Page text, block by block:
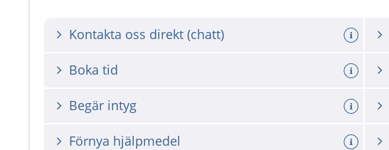
Kontakta oss direkt (chatt)
Boka tid
Begär intyg
Förnya hjälpmedel